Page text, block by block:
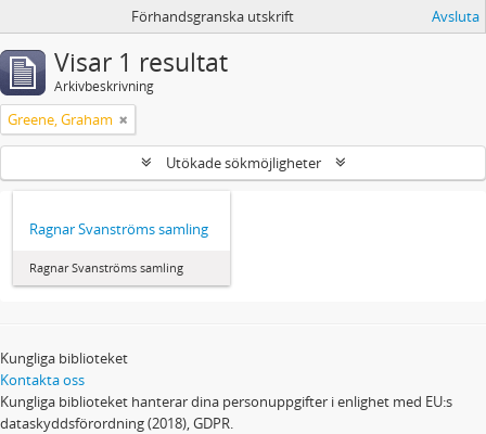
Förhandsgranska utskrift Avsluta
Visar 1 resultat
Arkivbeskrivning
Greene, Graham
Utökade sökmöjligheter
Ragnar Svanströms samling
Ragnar Svanströms samling
Kungliga biblioteket
Kontakta oss
Kungliga biblioteket hanterar dina personuppgifter i enlighet med EU:s
dataskyddsförordning (2018), GDPR.